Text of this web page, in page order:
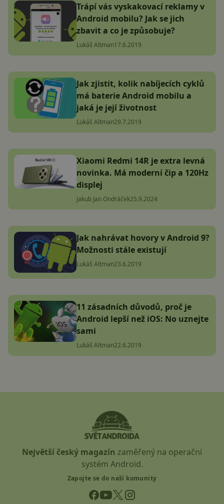
Trápí vás vyskakovací reklamy v
Android mobilu? Jak se jich
zbavit a co je způsobuje?
Lukáš Altman17.6.2019
Jak zjistit, kolik nabíjecích cyklů
má baterie Android mobilu a
jaká je její životnost
Lukáš Altman29.7.2019
Xiaomi Redmi 14R je extra levná
novinka. Má moderní čip a 120Hz
displej
Jakub Jan Ondráček25.9.2024
Jak nahrávat hovory v Android 9?
Možnosti stále existují
Lukáš Altman23.6.2019
11 zásadních důvodů, proč je
Android lepší než iOS: No uznejte
sami
Lukáš Altman22.6.2019
Největší český magazín zaměřený na operační
systém Android.
Zapojte se do naší komunity